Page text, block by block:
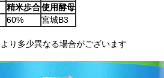
精米歩合使用酵母
60% 宮城B3
り多少異なる場合がございます